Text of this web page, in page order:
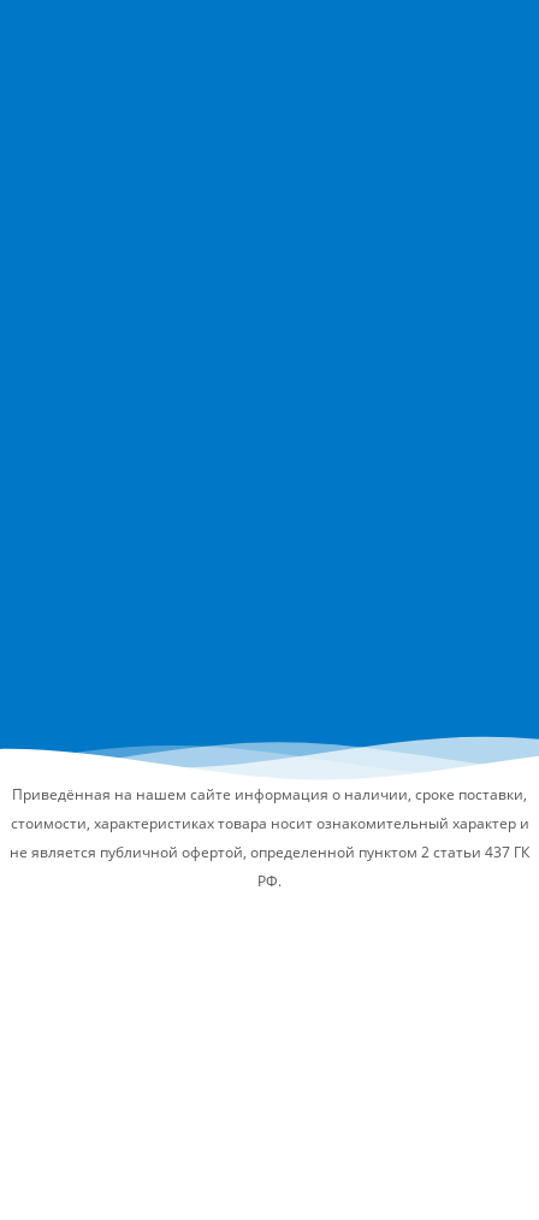
Приведённая на нашем сайте информация о наличии, сроке поставки,
стоимости, характеристиках товара носит ознакомительный характер и
не является публичной офертой, определенной пунктом 2 статьи 437 ГК
РФ.